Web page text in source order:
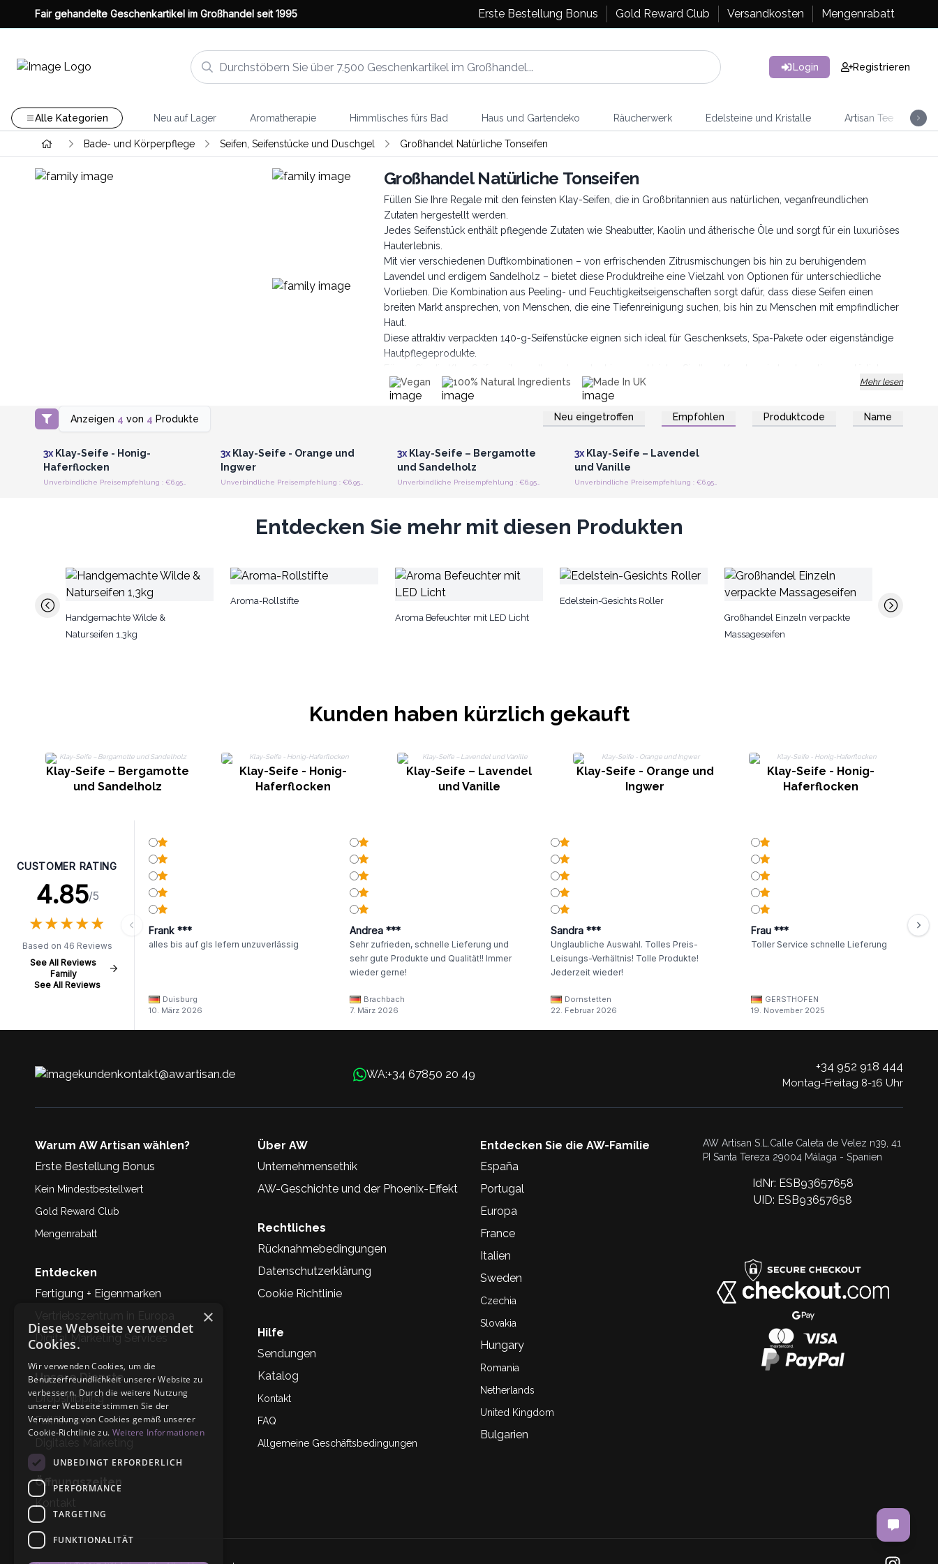
Fair gehandelte Geschenkartikel im Großhandel seit 1995 Erste Bestellung Bonus Gold Reward Club Versandkosten Mengenrabatt
Login Registrieren
Alle Kategorien Neu auf Lager Aromatherapie Himmlisches fürs Bad Haus und Gartendeko Räucherwerk Edelsteine und Kristalle Artisan Tee
Bade- und Körperpflege Seifen, Seifenstücke und Duschgel Großhandel Natürliche Tonseifen
Großhandel Natürliche Tonseifen
Füllen Sie Ihre Regale mit den feinsten Klay-Seifen, die in Großbritannien aus natürlichen, veganfreundlichen
Zutaten hergestellt werden.
Jedes Seifenstück enthält pflegende Zutaten wie Sheabutter, Kaolin und ätherische Öle und sorgt für ein luxuriöses
Hauterlebnis.
Mit vier verschiedenen Duftkombinationen – von erfrischenden Zitrusmischungen bis hin zu beruhigendem
Lavendel und erdigem Sandelholz – bietet diese Produktreihe eine Vielzahl von Optionen für unterschiedliche
Vorlieben. Die Kombination aus Peeling- und Feuchtigkeitseigenschaften sorgt dafür, dass diese Seifen einen
breiten Markt ansprechen, von Menschen, die eine Tiefenreinigung suchen, bis hin zu Menschen mit empfindlicher
Haut.
Diese attraktiv verpackten 140-g-Seifenstücke eignen sich ideal für Geschenksets, Spa-Pakete oder eigenständige
Hautpflegeprodukte.
Fügen Sie die Klay-Seifenreihe zu Ihrem Inventar hinzu und bieten Sie Ihren Kunden ein hochwertiges, natürliches
Produkt, das sie lieben werden.
Vegan 100% Natural Ingredients Made In UK Mehr lesen
Anzeigen 4 von 4 Produkte Neu eingetroffen Empfohlen Produktcode Name
Anmelden oder Registrieren
für Großhandelspreise
3x Klay-Seife - Honig-
Haferflocken
3xKlay-Seife - Orange und
Ingwer
Unverbindliche Preisempfehlung : €6.95/Stück
3x Klay-Seife – Bergamotte
und Sandelholz
Anmelden oder Registrieren
für Großhandelspreise
3xKlay-Seife – Lavendel
und Vanille
Unverbindliche Preisempfehlung : €6.95/Stück
Entdecken Sie mehr mit diesen Produkten
Handgemachte Wilde &
Naturseifen 1,3kg
Aroma-Rollstifte
Aroma Befeuchter mit LED Licht
Edelstein-Gesichts Roller
Großhandel Einzeln verpackte
Massageseifen
Kunden haben kürzlich gekauft
Klay-Seife – Bergamotte
und Sandelholz
Klay-Seife - Honig-
Haferflocken
Klay-Seife – Lavendel
und Vanille
Klay-Seife - Orange und
Ingwer
Klay-Seife - Honig-
Haferflocken
CUSTOMER RATING
4.85/5
★★★★★
★★★★★
Based on 46 Reviews
See All Reviews
Family
See All Reviews
Frank ***
alles bis auf gls lefern unzuverlässig
Duisburg
10. März 2026
Andrea ***
Sehr zufrieden, schnelle Lieferung und
sehr gute Produkte und Qualität!! Immer
wieder gerne!
Brachbach
7. März 2026
Sandra ***
Unglaubliche Auswahl. Tolles Preis-
Leisungs-Verhältnis! Tolle Produkte!
Jederzeit wieder!
Dornstetten
22. Februar 2026
Frau ***
Toller Service schnelle Lieferung
GERSTHOFEN
19. November 2025
kundenkontakt@awartisan.de WA:+34 67850 20 49
+34 952 918 444
Montag-Freitag 8-16 Uhr
Warum AW Artisan wählen?
Erste Bestellung Bonus
Kein Mindestbestellwert
Gold Reward Club
Mengenrabatt
Entdecken
Fertigung + Eigenmarken
Vertriebszentrum in Europa
Digital Marketing Services
Unsere Dienste
Dropshipping
Fullfilment
Digitales Marketing
Öffnungszeiten
Kontakt
Über AW
Unternehmensethik
AW-Geschichte und der Phoenix-Effekt
Rechtliches
Rücknahmebedingungen
Datenschutzerklärung
Cookie Richtlinie
Hilfe
Sendungen
Katalog
Kontakt
FAQ
Allgemeine Geschäftsbedingungen
Entdecken Sie die AW-Familie
España
Portugal
Europa
France
Italien
Sweden
Czechia
Slovakia
Hungary
Romania
Netherlands
United Kingdom
Bulgarien
AW Artisan S.L.Calle Caleta de Velez n39, 41
PI Santa Tereza 29004 Málaga - Spanien
IdNr: ESB93657658
UID: ESB93657658
×
Diese Webseite verwendet
Cookies.
Wir verwenden Cookies, um die
Benutzerfreundlichkeit unserer Website zu
verbessern. Durch die weitere Nutzung
unserer Webseite stimmen Sie der
Verwendung von Cookies gemäß unserer
Cookie-Richtlinie zu. Weitere Informationen
UNBEDINGT ERFORDERLICH
PERFORMANCE
TARGETING
FUNKTIONALITÄT